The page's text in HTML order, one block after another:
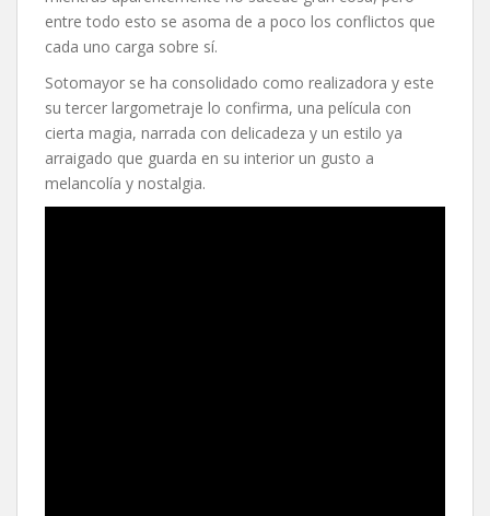
entre todo esto se asoma de a poco los conflictos que
cada uno carga sobre sí.
Sotomayor se ha consolidado como realizadora y este
su tercer largometraje lo confirma, una película con
cierta magia, narrada con delicadeza y un estilo ya
arraigado que guarda en su interior un gusto a
melancolía y nostalgia.